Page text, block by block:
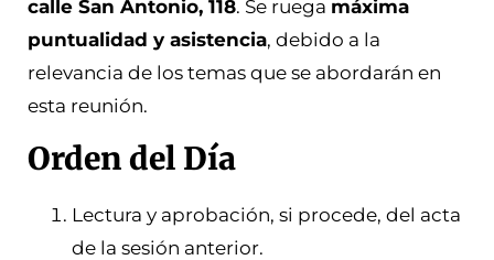
calle San Antonio, 118. Se ruega máxima
puntualidad y asistencia, debido a la
relevancia de los temas que se abordarán en
esta reunión.
Orden del Día
Lectura y aprobación, si procede, del acta
de la sesión anterior.